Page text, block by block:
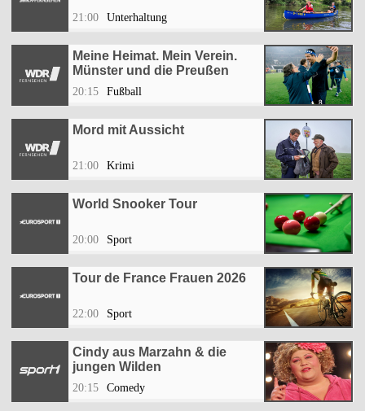
21:00 Unterhaltung
Meine Heimat. Mein Verein.
Münster und die Preußen
20:15 Fußball
Mord mit Aussicht
21:00 Krimi
World Snooker Tour
20:00 Sport
Tour de France Frauen 2026
22:00 Sport
Cindy aus Marzahn & die
jungen Wilden
20:15 Comedy